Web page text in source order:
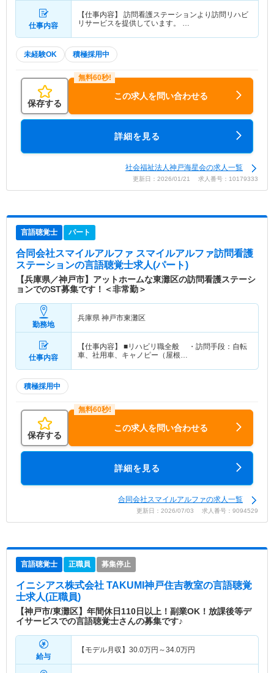
仕事内容
【仕事内容】 訪問看護ステーションより訪問リハビ
リサービスを提供しています。 …
未経験OK 積極採用中
保存する
この求人を問い合わせる
詳細を見る
社会福祉法人神戸海星会の求人一覧
更新日：2026/01/21 求人番号：10179333
言語聴覚士 パート
合同会社スマイルアルファ スマイルアルファ訪問看護
ステーションの言語聴覚士求人(パート)
【兵庫県／神戸市】アットホームな東灘区の訪問看護ステーシ
ョンでのST募集です！＜非常勤＞
勤務地
兵庫県 神戸市東灘区
仕事内容
【仕事内容】 ■リハビリ職全般 ・訪問手段：自転
車、社用車、キャノピー（屋根…
積極採用中
保存する
この求人を問い合わせる
詳細を見る
合同会社スマイルアルファの求人一覧
更新日：2026/07/03 求人番号：9094529
言語聴覚士 正職員 募集停止
イニシアス株式会社 TAKUMI神戸住吉教室の言語聴覚
士求人(正職員)
【神戸市/東灘区】年間休日110日以上！副業OK！放課後等デ
イサービスでの言語聴覚士さんの募集です♪
給与
【モデル月収】 30.0万円～34.0万円